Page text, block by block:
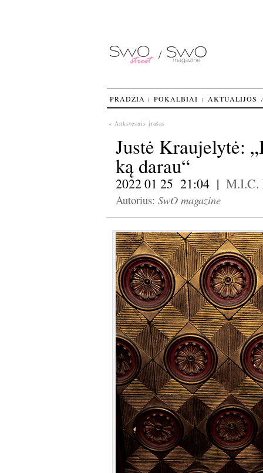
« Ankstesnis įrašas
Justė Kraujelytė:
ką darau“
2022 01 25 21:04 | M.I.C.
Autorius: SwO magazine
PRADŽIA POKALBIAI AKTUALIJOS